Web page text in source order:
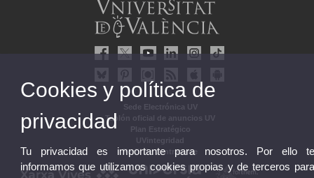
Sede Electrónica UV
Tablón oficial de anuncios UV
Plan Estratégico
UVintegridad
Perfil de contratante
Cookies y política de
privacidad
Tu privacidad es importante para nosotros. Por ello
informamos que utilizamos cookies propias y de terceros